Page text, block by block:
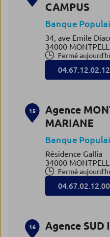
CAMPUS
Banque
34, ave Emile
34000
Fermé
04.67.12.02.12
15
Agence
MARIANE
Banque
Résidence Gallia
34000
Fermé
04.67.02.12.00
16 Agence SUD